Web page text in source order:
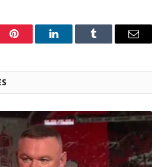
Pinterest LinkedInTumblr Email